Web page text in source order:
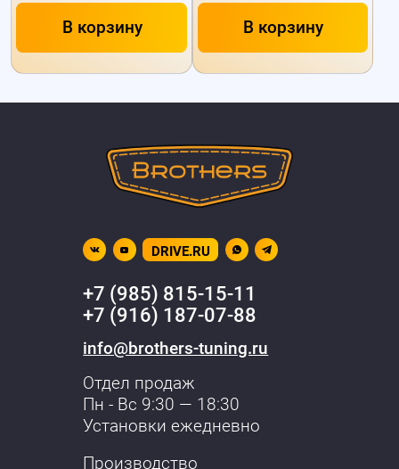
В корзину В корзину
DRIVE.RU
+7 (985) 815-15-11
+7 (916) 187-07-88
info@brothers-tuning.ru
Отдел продаж
Пн - Вс 9:30 — 18:30
Установки ежедневно
Производство